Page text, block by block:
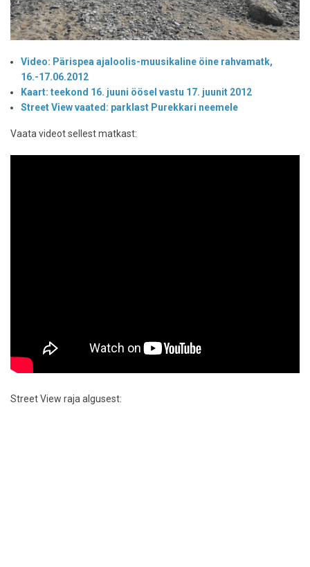
Video: Pärispea ajaloolis-muusikaline öine rahvamatk,
16.-17.06.2012
Kaart: teekond 16. juuni öösel vastu 17. juunit 2012
Street View vaated: parklast Purekkari neemele
Vaata videot sellest matkast:
Street View raja algusest: